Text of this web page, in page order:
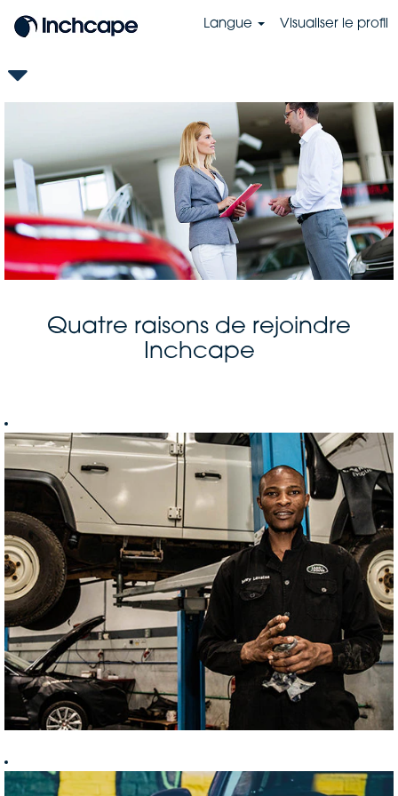
Langue Visualiser le profil
Quatre raisons de rejoindre
Inchcape
1. Vous
intégrerez